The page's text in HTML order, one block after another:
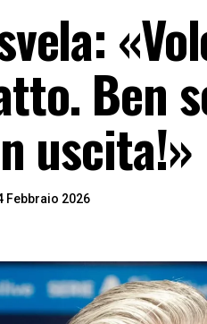
Ben
uscita!»
Febbraio 2026